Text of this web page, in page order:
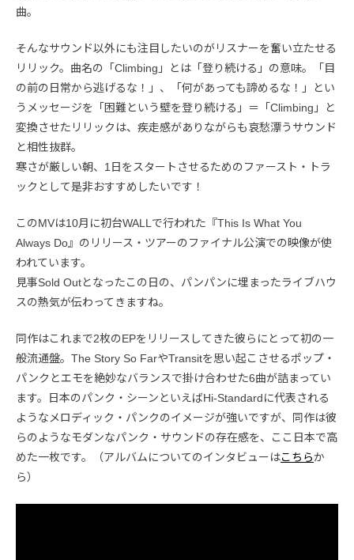
曲。
そんなサウンド以外にも注目したいのがリスナーを奮い立たせる
リリック。曲名の「Climbing」とは「登り続ける」の意味。「目
の前の日常から逃げるな！」、「何があっても諦めるな！」とい
うメッセージを「困難という壁を登り続ける」＝「Climbing」と
変換させたリリックは、疾走感がありながらも哀愁漂うサウンド
と相性抜群。
寒さが厳しい朝、1日をスタートさせるためのファースト・トラ
ックとして是非おすすめしたいです！
このMVは10月に初台WALLで行われた『This Is What You
Always Do』のリリース・ツアーのファイナル公演での映像が使
われています。
見事Sold Outとなったこの日の、パンパンに埋まったライブハウ
スの熱気が伝わってきますね。
同作はこれまで2枚のEPをリリースしてきた彼らにとって初の一
般流通盤。The Story So FarやTransitを思い起こさせるポップ・
パンクとエモを絶妙なバランスで掛け合わせた6曲が詰まってい
ます。日本のパンク・シーンといえばHi-Standardに代表される
ようなメロディック・パンクのイメージが強いですが、同作は彼
らのようなモダンなパンク・サウンドの存在感を、ここ日本で高
めた一枚です。（アルバムについてのインタビューはこちらか
ら）